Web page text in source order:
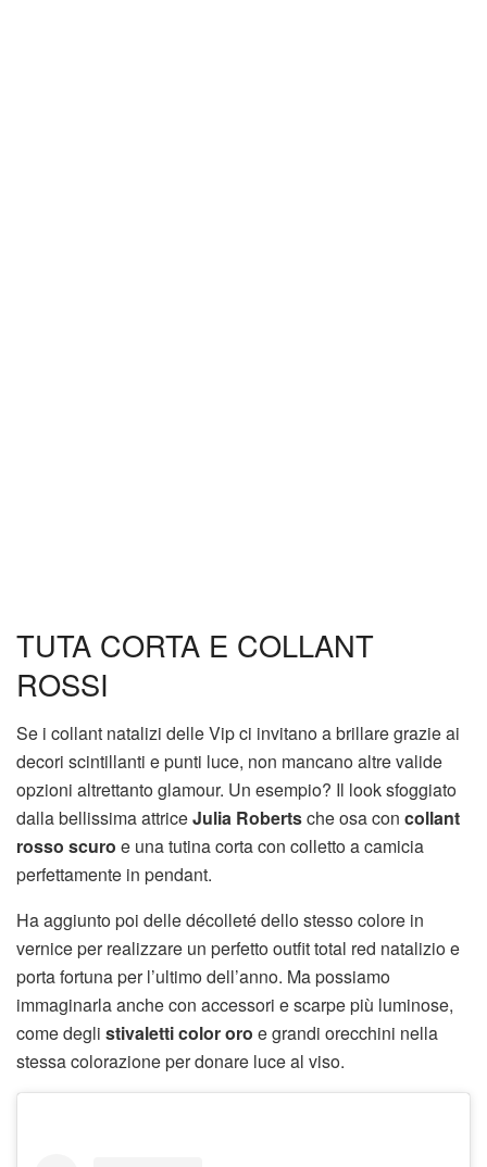
TUTA CORTA E COLLANT
ROSSI
Se i collant natalizi delle Vip ci invitano a brillare grazie ai
decori scintillanti e punti luce, non mancano altre valide
opzioni altrettanto glamour. Un esempio? Il look sfoggiato
dalla bellissima attriceJulia Robertsche osa con collant
rosso scuro e una tutina corta con colletto a camicia
perfettamente in pendant.
Ha aggiunto poi delle décolleté dello stesso colore in
vernice per realizzare un perfetto outfit total red natalizio e
porta fortuna per l’ultimo dell’anno. Ma possiamo
immaginarla anche con accessori e scarpe più luminose,
come degli stivaletti color oro e grandi orecchini nella
stessa colorazione per donare luce al viso.